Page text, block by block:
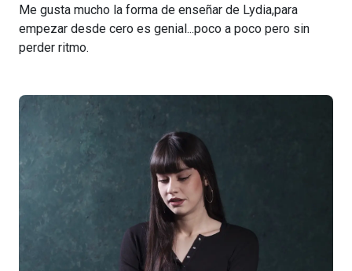
Me gusta mucho la forma de enseñar de Lydia,para
empezar desde cero es genial...poco a poco pero sin
perder ritmo.